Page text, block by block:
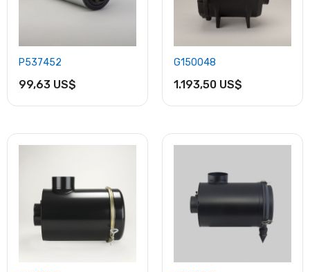
P537452
99,63 US$
G150048
1.193,50 US$